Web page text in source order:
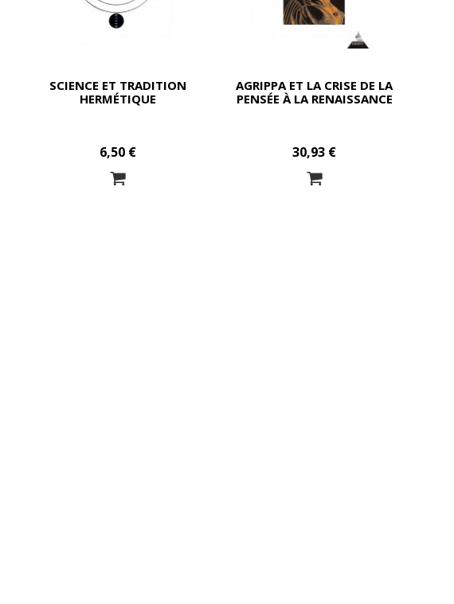
SCIENCE ET TRADITION
HERMÉTIQUE
6,50 €
AGRIPPA ET LA CRISE DE LA
PENSÉE À LA RENAISSANCE
30,93 €